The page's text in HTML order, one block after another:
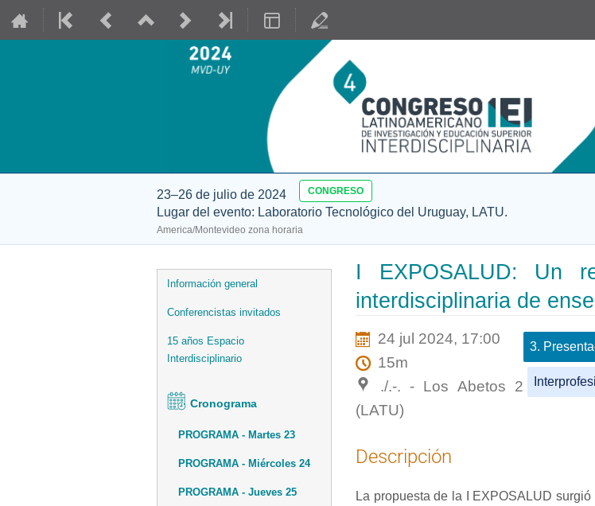
23–26 de julio de 2024 CONGRESO
Lugar del evento: Laboratorio Tecnológico del Uruguay, LATU.
America/Montevideo zona horaria
Event
menu
Información general
Conferencistas invitados
15 años Espacio
Interdisciplinario
Cronograma
PROGRAMA - Martes 23
PROGRAMA - Miércoles 24
PROGRAMA - Jueves 25
I EXPOSALUD: Un
interdisciplinaria de
24 jul 2024, 17:00
15m
./.-. - Los Abetos 2
(LATU)
3.
Descripción
La propuesta de la I EXPOSALUD